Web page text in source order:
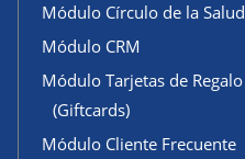
Módulo Círculo de la Salud
Módulo CRM
Módulo Tarjetas de Regalo
(Giftcards)
Módulo Cliente Frecuente